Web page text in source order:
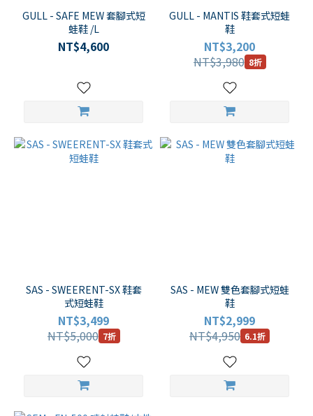
GULL - SAFE MEW 套腳式短
蛙鞋 /L
NT$4,600
GULL - MANTIS 鞋套式短蛙
鞋
NT$3,200
NT$3,980 8折
SAS - SWEERENT-SX 鞋套
式短蛙鞋
NT$3,499
NT$5,000 7折
SAS - MEW 雙色套腳式短蛙
鞋
NT$2,999
NT$4,950 6.1折